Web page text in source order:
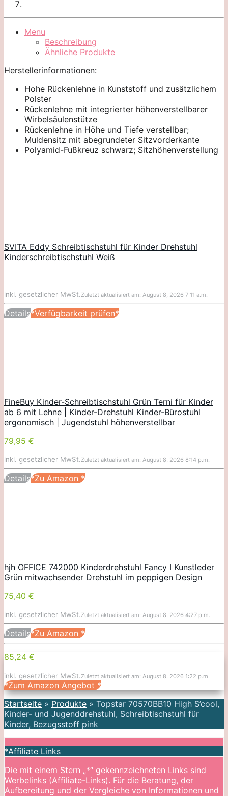
Menu
Beschreibung
Ähnliche Produkte
Herstellerinformationen:
Hohe Rückenlehne in Kunststoff und zusätzlichem
Polster
Rückenlehne mit integrierter höhenverstellbarer
Wirbelsäulenstütze
Rückenlehne in Höhe und Tiefe verstellbar;
Muldensitz mit abegrundeter Sitzvorderkante
Polyamid-Fußkreuz schwarz; Sitzhöhenverstellung
SVITA Eddy Schreibtischstuhl für Kinder Drehstuhl
Kinderschreibtischstuhl Weiß
inkl. gesetzlicher MwSt.Zuletzt aktualisiert am: August 8, 2026 7:11 a.m.
Details*Verfügbarkeit prüfen*
FineBuy Kinder-Schreibtischstuhl Grün Terni für Kinder
ab 6 mit Lehne | Kinder-Drehstuhl Kinder-Bürostuhl
ergonomisch | Jugendstuhl höhenverstellbar
79,95 €
inkl. gesetzlicher MwSt.Zuletzt aktualisiert am: August 8, 2026 8:14 p.m.
Details*Zu Amazon *
hjh OFFICE 742000 Kinderdrehstuhl Fancy I Kunstleder
Grün mitwachsender Drehstuhl im peppigen Design
75,40 €
inkl. gesetzlicher MwSt.Zuletzt aktualisiert am: August 8, 2026 4:27 p.m.
Details*Zu Amazon *
85,24 €
inkl. gesetzlicher MwSt.Zuletzt aktualisiert am: August 8, 2026 1:22 p.m.
*Zum Amazon Angebot *
Startseite » Produkte » Topstar 70570BB10 High S’cool,
Kinder- und Jugenddrehstuhl, Schreibtischstuhl für
Kinder, Bezugsstoff pink
*Affiliate Links
Die mit einem Stern „*“ gekennzeichneten Links sind
Werbelinks (Affiliate-Links). Für die Beratung, der
Aufbereitung und der Vergleiche von Informationen und